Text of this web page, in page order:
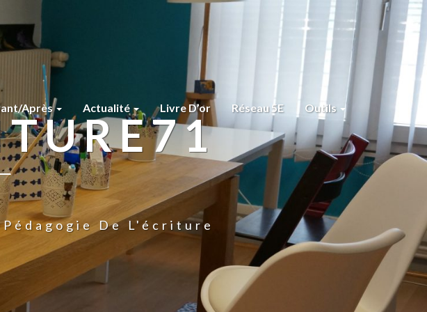
Après Actualité Livre D’or Réseau 5E Outils
De L'écriture